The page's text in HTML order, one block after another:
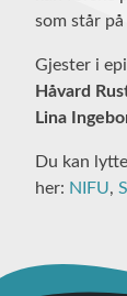
som står
Gjester i
Håvard
Lina
Du kan
her: NIFU,